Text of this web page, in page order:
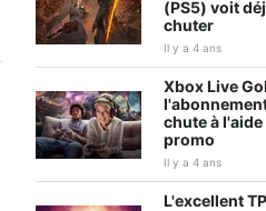
(PS5) voit
chuter
Il y a 4 ans
Xbox Live
chute à l'aide
promo
Il y a 4 ans
L'excellent